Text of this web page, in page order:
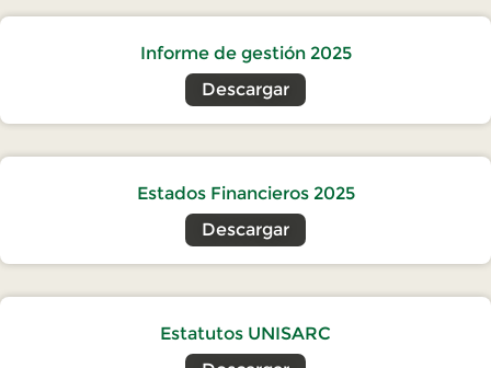
Informe de gestión 2025
Descargar
Estados Financieros 2025
Descargar
Estatutos UNISARC